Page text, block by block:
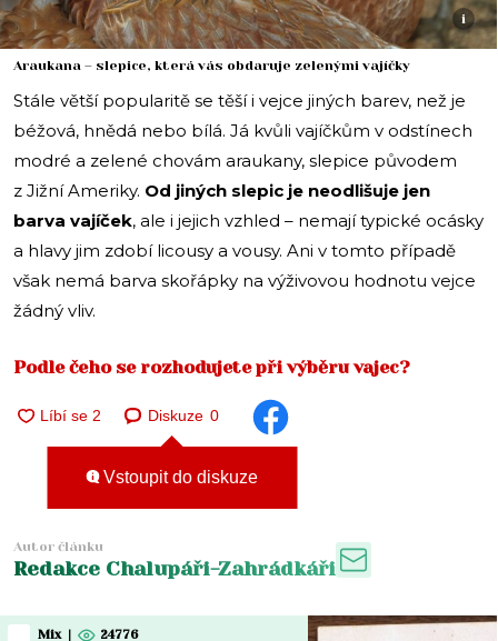
i
Araukana – slepice, která vás obdaruje zelenými vajíčky
Stále větší popularitě se těší i vejce jiných barev, než je
béžová, hnědá nebo bílá. Já kvůli vajíčkům v odstínech
modré a zelené chovám araukany, slepice původem
z Jižní Ameriky. Od jiných slepic je neodlišuje jen
barva vajíček, ale i jejich vzhled – nemají typické ocásky
a hlavy jim zdobí licousy a vousy. Ani v tomto případě
však nemá barva skořápky na výživovou hodnotu vejce
žádný vliv.
Podle čeho se rozhodujete při výběru vajec?
Diskuze 0
Vstoupit do diskuze
Autor článku
Redakce Chalupáři-Zahrádkáři
Mix | 24776